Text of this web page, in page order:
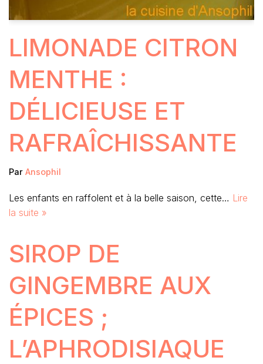
LIMONADE CITRON
MENTHE :
DÉLICIEUSE ET
RAFRAÎCHISSANTE
Par Ansophil
Les enfants en raffolent et à la belle saison, cette… Lire
la suite »
SIROP DE
GINGEMBRE AUX
ÉPICES ;
L’APHRODISIAQUE